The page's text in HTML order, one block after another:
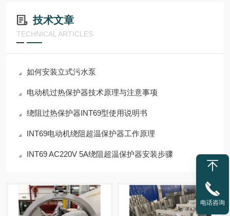
技术文章
TECHNICAL ARTICLES
如何安装立式污水泵
电动机过热保护器技术原理与注意事项
​绕阻过热保护器INT69型使用说明书
INT69电动机绕阻超温保护器工作原理
INT69 AC220V 5A绕阻超温保护器安装步骤
电话咨询